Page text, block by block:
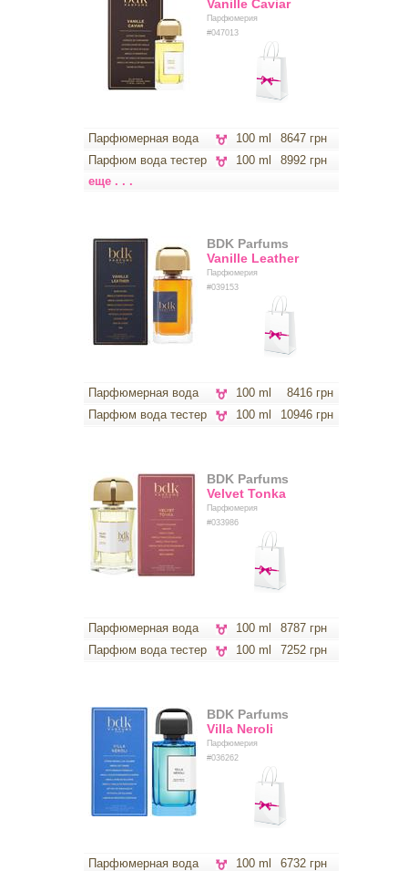
Vanille Caviar
Парфюмерия
#047013
Парфюмерная вода 100 ml
8647 грн
Парфюм вода тестер
100 ml
8992 грн
еще . . .
BDK Parfums
Vanille Leather
Парфюмерия
#039153
Парфюмерная вода 100 ml
8416 грн
Парфюм вода тестер
100 ml 10946 грн
BDK Parfums
Velvet Tonka
Парфюмерия
#033986
Парфюмерная вода 100 ml
8787 грн
Парфюм вода тестер
100 ml 7252 грн
BDK Parfums
Villa Neroli
Парфюмерия
#036262
Парфюмерная вода 100 ml
6732 грн